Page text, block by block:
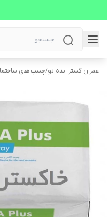
عمران گستر ایده نو/چسب های